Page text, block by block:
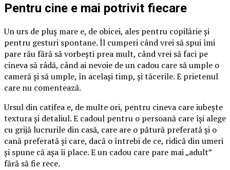
Pentru cine e mai potrivit fiecare
Un urs de pluș mare e, de obicei, ales pentru copilărie și
pentru gesturi spontane. Îl cumperi când vrei să spui îmi
pare rău fără să vorbești prea mult, când vrei să faci pe
cineva să râdă, când ai nevoie de un cadou care să umple o
cameră și să umple, în același timp, și tăcerile. E prietenul
care nu comentează.
Ursul din catifea e, de multe ori, pentru cineva care iubește
textura și detaliul. E cadoul pentru o persoană care își alege
cu grijă lucrurile din casă, care are o pătură preferată și o
cană preferată și care, dacă o întrebi de ce, ridică din umeri
și spune că așa îi place. E un cadou care pare mai „adult”
fără să fie rece.